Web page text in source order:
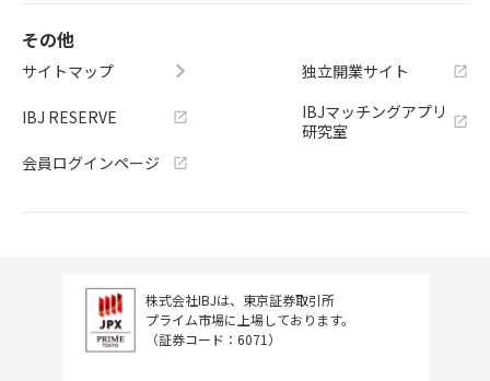
その他
サイトマップ
IBJ RESERVE
会員ログインページ
独立開業サイト
IBJマッチングアプリ
研究室
株式会社IBJは、東京証券取引所
プライム市場に上場しております。
（証券コード：6071）